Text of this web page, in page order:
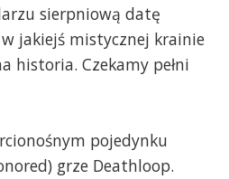
sierpniową datę
jakiejś mistycznej krainie
historia. Czekamy pełni
pojedynku
grze Deathloop.